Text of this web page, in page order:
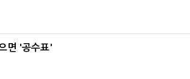
면 '공수표'